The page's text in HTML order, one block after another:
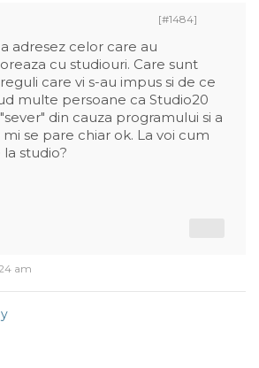
[#1484]
adresez celor care au
cu studiouri. Care sunt
care vi s-au impus si de ce
multe persoane ca Studio20
din cauza programului si a
se pare chiar ok. La voi cum
studio?
am